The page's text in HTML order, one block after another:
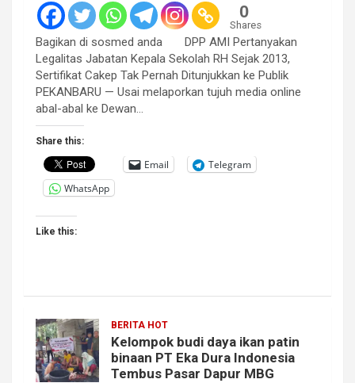
0
Shares
Bagikan di sosmed anda DPP AMI Pertanyakan
Legalitas Jabatan Kepala Sekolah RH Sejak 2013,
Sertifikat Cakep Tak Pernah Ditunjukkan ke Publik
PEKANBARU — Usai melaporkan tujuh media online
abal-abal ke Dewan…
Share this:
Email
Telegram
WhatsApp
Like this:
BERITA HOT
Kelompok budi daya ikan patin
binaan PT Eka Dura Indonesia
Tembus Pasar Dapur MBG